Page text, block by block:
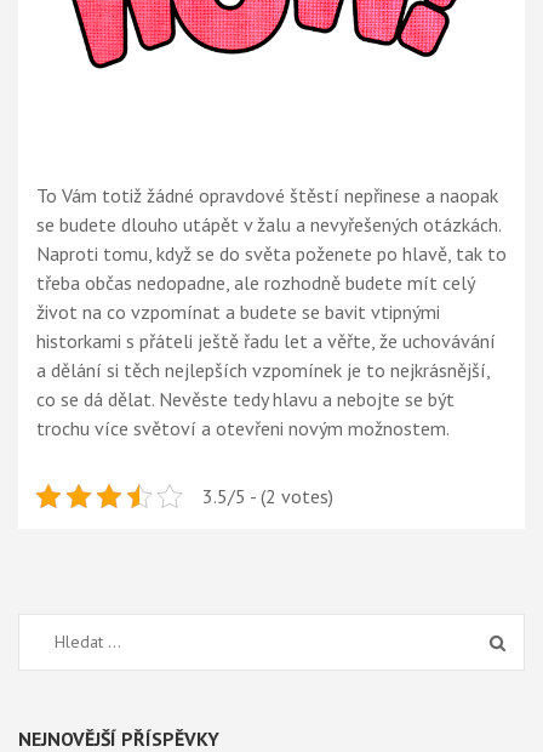
To Vám totiž žádné opravdové štěstí nepřinese a naopak
se budete dlouho utápět v žalu a nevyřešených otázkách.
Naproti tomu, když se do světa poženete po hlavě, tak to
třeba občas nedopadne, ale rozhodně budete mít celý
život na co vzpomínat a budete se bavit vtipnými
historkami s přáteli ještě řadu let a věřte, že uchovávání
a dělání si těch nejlepších vzpomínek je to nejkrásnější,
co se dá dělat. Nevěste tedy hlavu a nebojte se být
trochu více světoví a otevřeni novým možnostem.
3.5/5 - (2 votes)
Vyhledávání
NEJNOVĚJŠÍ PŘÍSPĚVKY